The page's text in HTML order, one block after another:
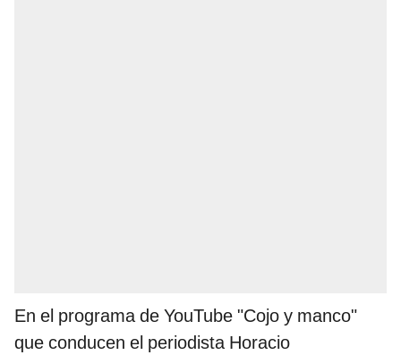
En el programa de YouTube "Cojo y manco"
que conducen el periodista Horacio